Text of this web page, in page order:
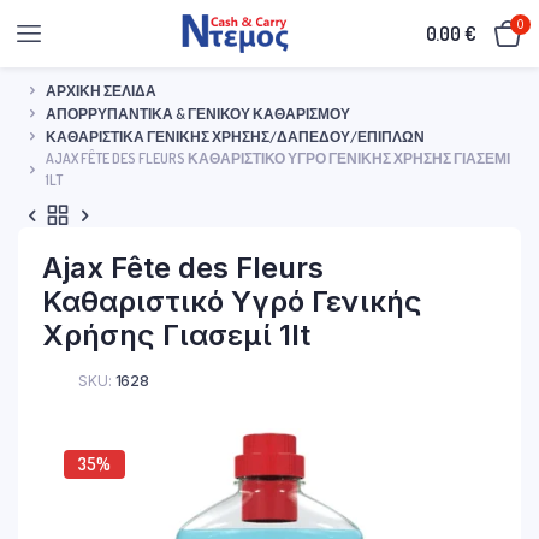
0.00€ 0
ΑΡΧΙΚΉ ΣΕΛΊΔΑ
ΑΠΟΡΡΥΠΑΝΤΙΚΆ & ΓΕΝΙΚΟΎ ΚΑΘΑΡΙΣΜΟΎ
ΚΑΘΑΡΙΣΤΙΚΆ ΓΕΝΙΚΉΣ ΧΡΉΣΗΣ/ΔΑΠΈΔΟΥ/ΕΠΊΠΛΩΝ
AJAX FÊTE DES FLEURS ΚΑΘΑΡΙΣΤΙΚΌ ΥΓΡΌ ΓΕΝΙΚΉΣ ΧΡΉΣΗΣ ΓΙΑΣΕΜΊ
1LT
Ajax Fête des Fleurs
Καθαριστικό Υγρό Γενικής
Χρήσης Γιασεμί 1lt
SKU: 1628
35%